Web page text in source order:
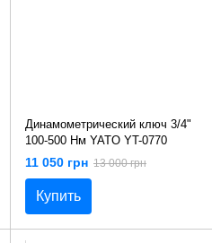
Динамометрический ключ 3/4"
100-500 Нм YATO YT-0770
11 050 грн 13 000 грн
Купить